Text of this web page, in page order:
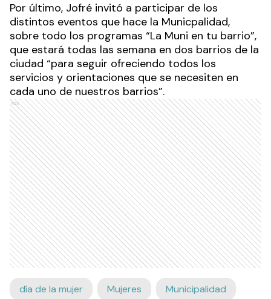
Por último, Jofré invitó a participar de los
distintos eventos que hace la Municpalidad,
sobre todo los programas “La Muni en tu barrio”,
que estará todas las semana en dos barrios de la
ciudad “para seguir ofreciendo todos los
servicios y orientaciones que se necesiten en
cada uno de nuestros barrios”.
Ads
día de la mujer Mujeres Municipalidad